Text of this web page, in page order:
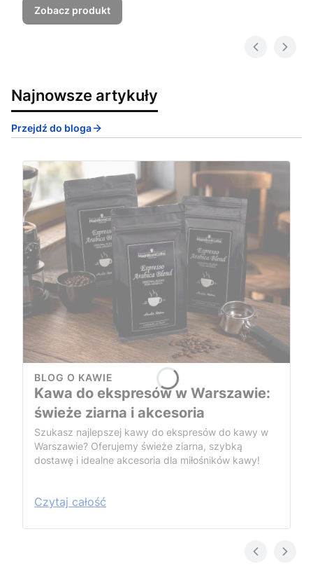
Zobacz produkt
Najnowsze artykuły
Przejdź do bloga
BLOG O KAWIE
Kawa do ekspresów w Warszawie:
świeże ziarna i akcesoria
Szukasz najlepszej kawy do ekspresów do kawy w
Warszawie? Oferujemy świeże ziarna, szybką
dostawę i idealne akcesoria dla miłośników kawy!
Czytaj całość